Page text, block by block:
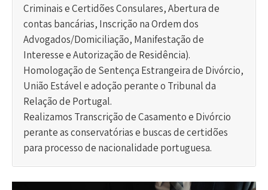
Criminais e Certidões Consulares, Abertura de
contas bancárias, Inscrição na Ordem dos
Advogados/Domiciliação, Manifestação de
Interesse e Autorização de Residência).
Homologação de Sentença Estrangeira de Divórcio,
União Estável e adoção perante o Tribunal da
Relação de Portugal.
Realizamos Transcrição de Casamento e Divórcio
perante as conservatórias e buscas de certidões
para processo de nacionalidade portuguesa.